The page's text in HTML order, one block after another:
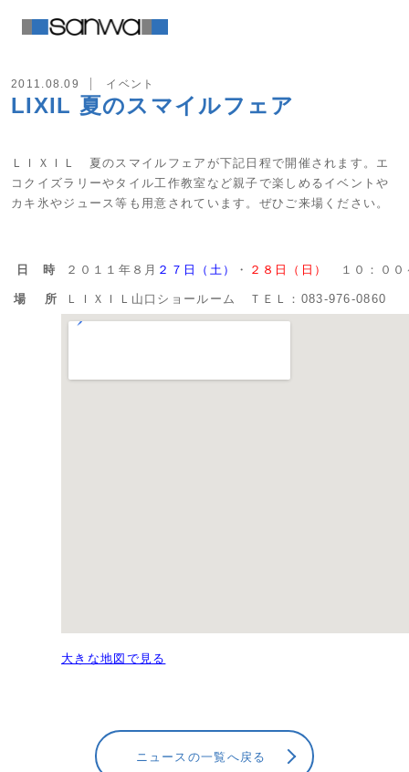
2011.08.09 イベント
LIXIL 夏のスマイルフェア
ＬＩＸＩＬ 夏のスマイルフェアが下記日程で開催されます。エ
コクイズラリーやタイル工作教室など親子で楽しめるイベントや
カキ氷やジュース等も用意されています。ぜひご来場ください。
日 時 ２０１１年８月 ２７日（土） ・ ２８日（日） １０：００
場 所 ＬＩＸＩＬ山口ショールーム ＴＥＬ：083-976-0860
大きな地図で見る
ニュースの一覧へ戻る